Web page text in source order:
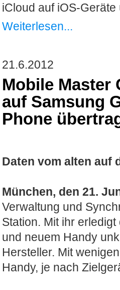
iCloud auf iOS-
Weiterlesen...
21.6.2012
Mobile Master
auf Samsung
Phone
Daten vom alten auf
München, den 21.
Verwaltung und
Station. Mit ihr
und neuem Handy
Hersteller. Mit
Handy, je nach